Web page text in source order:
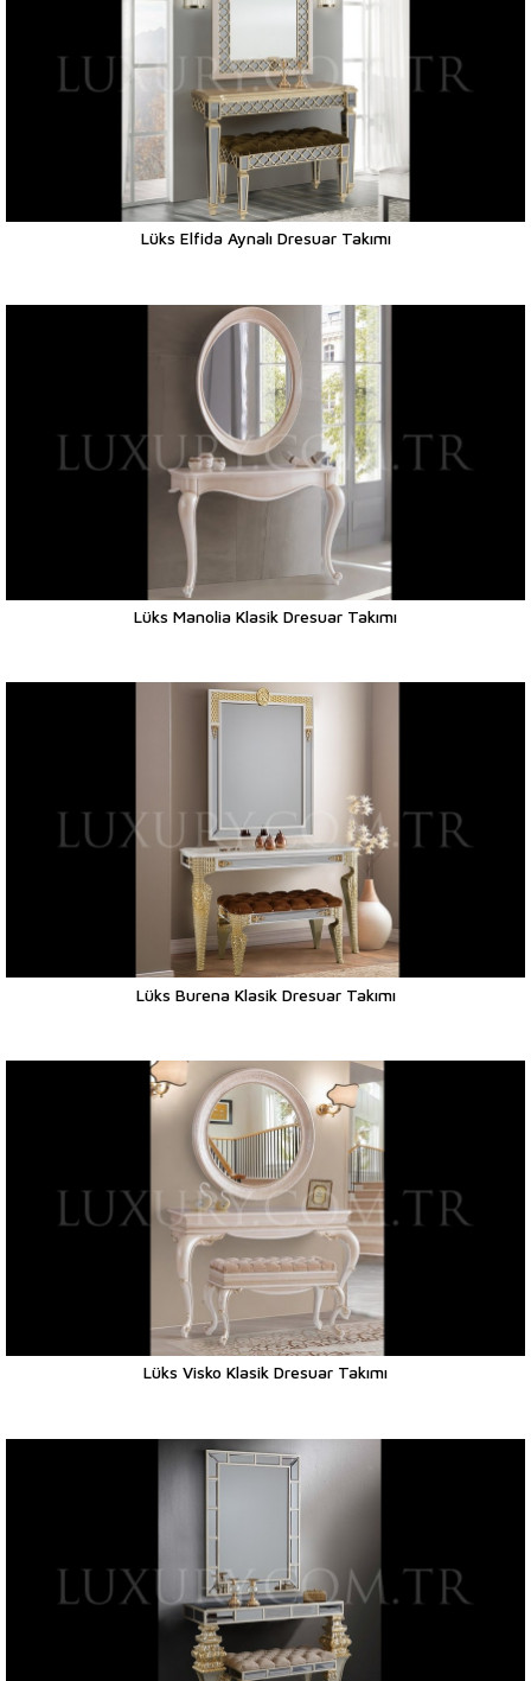
Lüks Elfida Aynalı Dresuar Takımı
Lüks Manolia Klasik Dresuar Takımı
Lüks Burena Klasik Dresuar Takımı
Lüks Visko Klasik Dresuar Takımı